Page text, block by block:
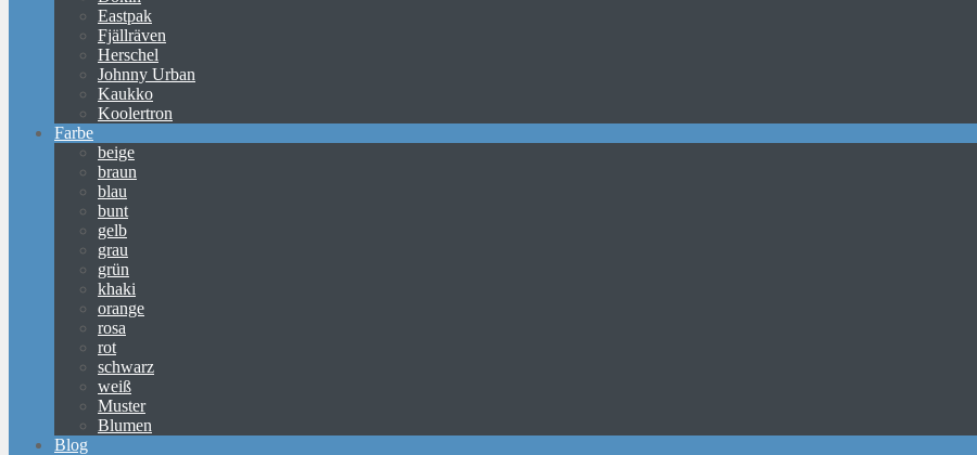
Eastpak
Fjällräven
Herschel
Johnny Urban
Kaukko
Koolertron
Farbe
beige
braun
blau
bunt
gelb
grau
grün
khaki
orange
rosa
rot
schwarz
weiß
Muster
Blumen
Blog